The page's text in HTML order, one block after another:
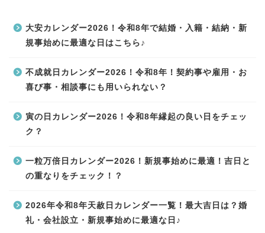
大安カレンダー2026！令和8年で結婚・入籍・結納・新
規事始めに最適な日はこちら♪
不成就日カレンダー2026！令和8年！契約事や雇用・お
喜び事・相談事にも用いられない？
寅の日カレンダー2026！令和8年縁起の良い日をチェッ
ク？
一粒万倍日カレンダー2026！新規事始めに最適！吉日と
の重なりをチェック！？
2026年令和8年天赦日カレンダー一覧！最大吉日は？婚
礼・会社設立・新規事始めに最適な日♪